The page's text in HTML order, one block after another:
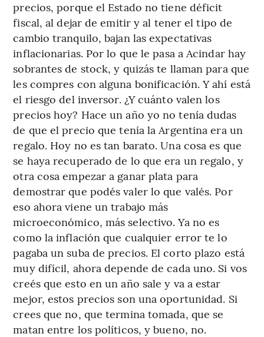
precios, porque el Estado no tiene déficit
fiscal, al dejar de emitir y al tener el tipo de
cambio tranquilo, bajan las expectativas
inflacionarias. Por lo que le pasa a Acindar hay
sobrantes de stock, y quizás te llaman para que
les compres con alguna bonificación. Y ahí está
el riesgo del inversor. ¿Y cuánto valen los
precios hoy? Hace un año yo no tenía dudas
de que el precio que tenía la Argentina era un
regalo. Hoy no es tan barato. Una cosa es que
se haya recuperado de lo que era un regalo, y
otra cosa empezar a ganar plata para
demostrar que podés valer lo que valés. Por
eso ahora viene un trabajo más
microeconómico, más selectivo. Ya no es
como la inflación que cualquier error te lo
pagaba un suba de precios. El corto plazo está
muy difícil, ahora depende de cada uno. Si vos
creés que esto en un año sale y va a estar
mejor, estos precios son una oportunidad. Si
crees que no, que termina tomada, que se
matan entre los políticos, y bueno, no.